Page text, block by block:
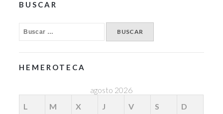
BUSCAR
HEMEROTECA
agosto 2026
L
M X J V S D